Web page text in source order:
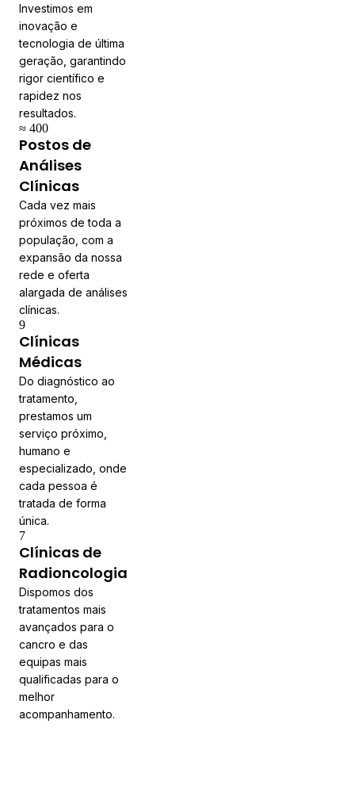
Investimos em
inovação e
tecnologia de última
geração, garantindo
rigor científico e
rapidez nos
resultados.
≈ 400
Postos de
Análises
Clínicas
Cada vez mais
próximos de toda a
população, com a
expansão da nossa
rede e oferta
alargada de análises
clínicas.
9
Clínicas
Médicas
Do diagnóstico ao
tratamento,
prestamos um
serviço próximo,
humano e
especializado, onde
cada pessoa é
tratada de forma
única.
7
Clínicas de
Radioncologia
Dispomos dos
tratamentos mais
avançados para o
cancro e das
equipas mais
qualificadas para o
melhor
acompanhamento.